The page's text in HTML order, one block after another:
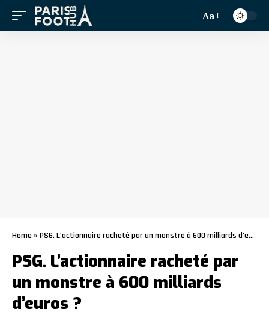
Aa
Home » PSG. L’actionnaire racheté par un monstre à 600 milliards d’euros ?
PSG. L’actionnaire racheté par
un monstre à 600 milliards
d’euros ?